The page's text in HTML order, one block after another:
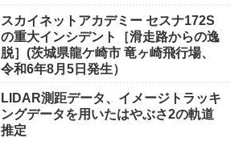
スカイネットアカデミー セスナ172S
の重大インシデント［滑走路からの逸
脱］(茨城県龍ケ崎市 竜ヶ崎飛行場、
令和6年8月5日発生）
LIDAR測距データ、イメージトラッキ
ングデータを用いたはやぶさ2の軌道
推定